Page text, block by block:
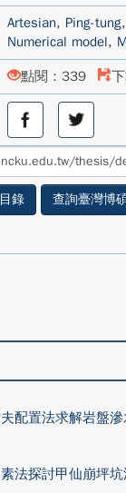
Artesian, Ping-tung,
Numerical model,
點閱：339
分
至
facebook
分
享
至
twitter
錄
查詢臺灣博
配置法求解岩盤
法探討甲仙崩坪